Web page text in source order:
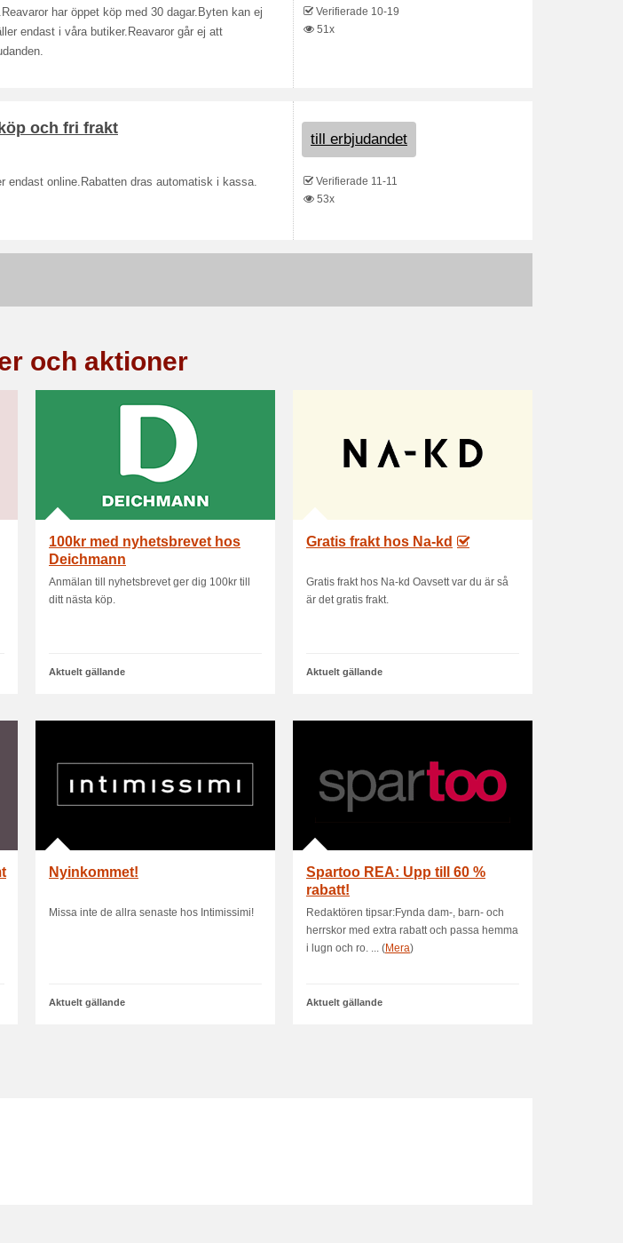
har öppet köp med 30 dagar.Byten kan ej
endast i våra butiker.Reavaror går ej att
Verifierade 10-19
51x
och fri frakt
endast online.Rabatten dras automatisk i kassa.
till erbjudandet
Verifierade 11-11
53x
och aktioner
100kr med nyhetsbrevet hos
Deichmann
Anmälan till nyhetsbrevet ger dig 100kr till
ditt nästa köp.
Aktuelt gällande
Gratis frakt hos Na-kd
Gratis frakt hos Na-kd Oavsett var du är så
är det gratis frakt.
Aktuelt gällande
Nyinkommet!
Missa inte de allra senaste hos Intimissimi!
Aktuelt gällande
Spartoo REA: Upp till 60 %
rabatt!
Redaktören tipsar:Fynda dam-, barn- och
herrskor med extra rabatt och passa hemma
i lugn och ro. ... (Mera)
Aktuelt gällande